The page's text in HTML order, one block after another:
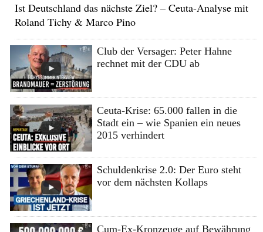
Ist Deutschland das nächste Ziel? – Ceuta-Analyse mit
Roland Tichy & Marco Pino
Club der Versager: Peter Hahne
rechnet mit der CDU ab
Ceuta-Krise: 65.000 fallen in die
Stadt ein – wie Spanien ein neues
2015 verhindert
Schuldenkrise 2.0: Der Euro steht
vor dem nächsten Kollaps
Cum-Ex-Kronzeuge auf Bewährung